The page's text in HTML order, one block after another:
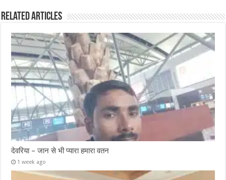
Related Articles
देवरिया – जान से भी प्यारा हमारा वतन
1 week ago